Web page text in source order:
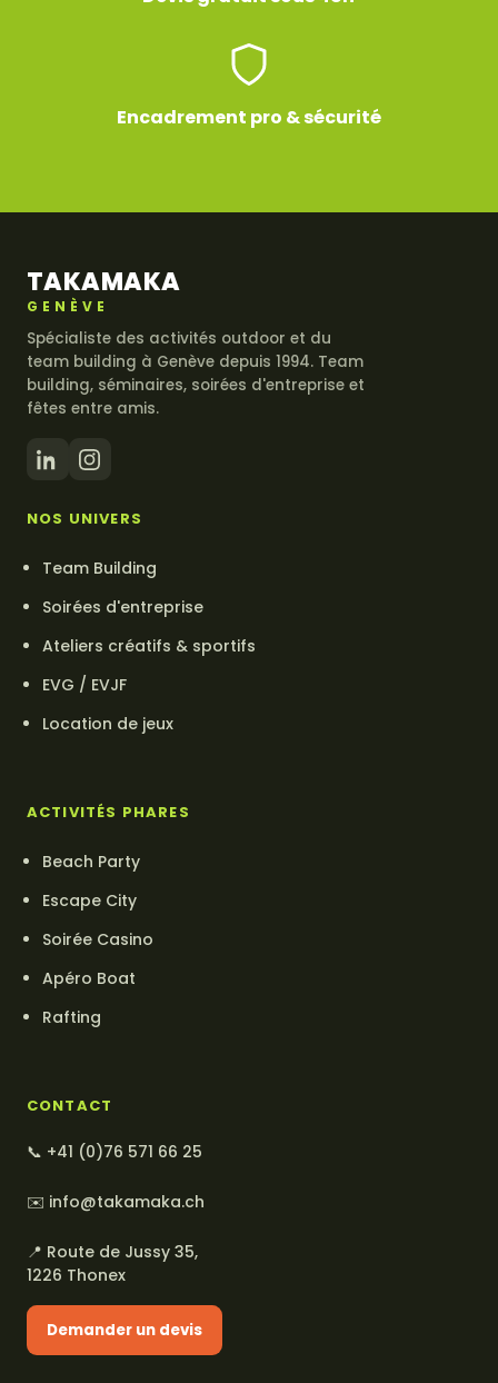
Encadrement pro & sécurité
TAKAMAKA
GENÈVE
Spécialiste des activités outdoor et du
team building à Genève depuis 1994. Team
building, séminaires, soirées d'entreprise et
fêtes entre amis.
NOS UNIVERS
Team Building
Soirées d'entreprise
Ateliers créatifs & sportifs
EVG / EVJF
Location de jeux
ACTIVITÉS PHARES
Beach Party
Escape City
Soirée Casino
Apéro Boat
Rafting
CONTACT
📞 +41 (0)76 571 66 25
✉️ info@takamaka.ch
📍 Route de Jussy 35,
1226 Thonex
Demander un devis